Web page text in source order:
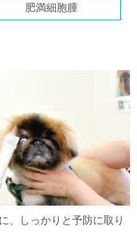
肥満細胞腫
、しっかりと予防に取り